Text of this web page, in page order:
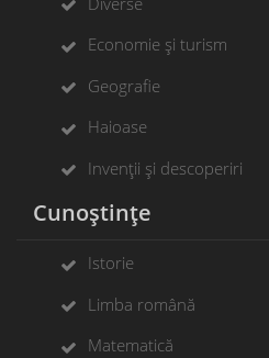
Economie și turism
Geografie
Haioase
Invenții și descoperiri
Cunoștințe
Istorie
Limba română
Matematică